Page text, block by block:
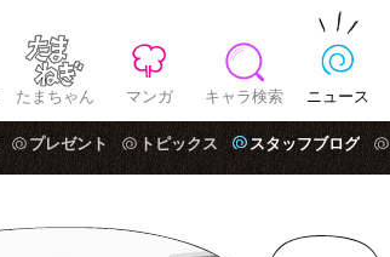
たまちゃん マンガ キャラ検索 ニュース
プレゼント トピックス スタッフブログ